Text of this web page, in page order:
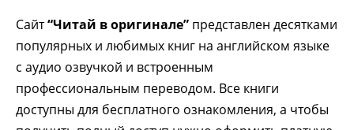
Сайт“Читай в оригинале” представлен десятками
популярных и любимых книг на английском языке
с аудио озвучкой и встроенным
профессиональным переводом. Все книги
доступны для бесплатного ознакомления, а чтобы